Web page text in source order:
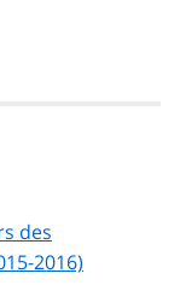
des
2016)